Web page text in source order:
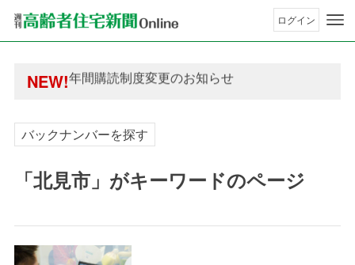
ログイン
NEW!
年間購読制度変更のお知らせ
高齢者住宅新聞 無料会員の皆様へ閲覧本数変更
高齢者住宅新聞 無料会員の皆様へ閲覧本数変更
バックナンバーを探す
「北見市」がキーワードのページ